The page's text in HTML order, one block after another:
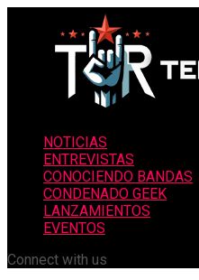
NOTICIAS
ENTREVISTAS
CONOCIENDO BANDAS
CONDENADO GEEK
LANZAMIENTOS
EVENTOS
Connect with us